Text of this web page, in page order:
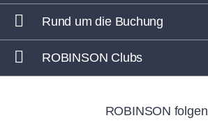
Rund um die Buchung
ROBINSON Clubs
ROBINSON folgen